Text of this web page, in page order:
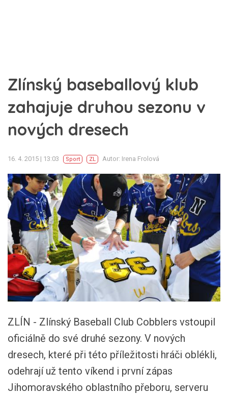
Zlínský baseballový klub
zahajuje druhou sezonu v
nových dresech
16. 4. 2015 | 13:03 Sport ZL Autor: Irena Frolová
ZLÍN - Zlínský Baseball Club Cobblers vstoupil
oficiálně do své druhé sezony. V nových
dresech, které při této příležitosti hráči oblékli,
odehrají už tento víkend i první zápas
Jihomoravského oblastního přeboru, serveru